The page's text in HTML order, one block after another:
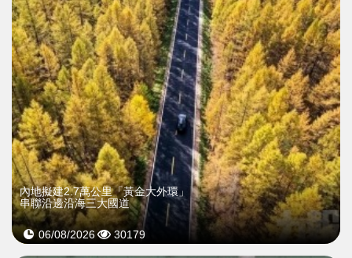
內地擬建2.7萬公里「黃金大外環」
串聯沿邊沿海三大國道
06/08/2026 30179